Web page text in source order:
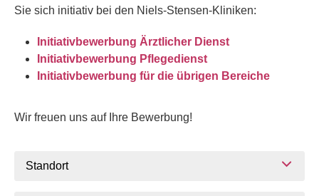
Sie sich initiativ bei den Niels-Stensen-Kliniken:
Initiativbewerbung Ärztlicher Dienst
Initiativbewerbung Pflegedienst
Initiativbewerbung für die übrigen Bereiche
Wir freuen uns auf Ihre Bewerbung!
Standort